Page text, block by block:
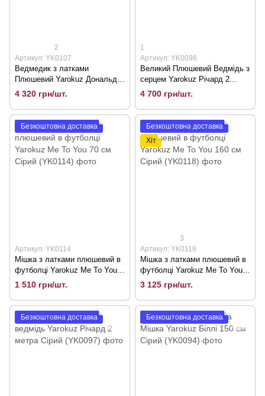
2
Артикул: YK0107
Ведмедик з латками
Плюшевий Yarokuz Дональд 2
метра Сірий (YK0107)
4 320 грн/шт.
1
Артикул: YK0098
Великий Плюшевий Ведмідь з
серцем Yarokuz Річард 2
метра Сірий (YK0098)
4 700 грн/шт.
Безкоштовна доставка
Артикул: YK0114
Мішка з латками плюшевий в
футболці Yarokuz Me To You
70 см Сірий (YK0114)
1 510 грн/шт.
Безкоштовна доставка
Хіт
3
Артикул: YK0118
Мішка з латками плюшевий в
футболці Yarokuz Me To You
160 см Сірий (YK0118)
3 125 грн/шт.
Безкоштовна доставка Безкоштовна доставка